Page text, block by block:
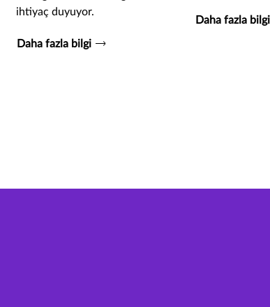
ihtiyaç duyuyor.
Daha fazla bilgi
Daha fazla bilgi